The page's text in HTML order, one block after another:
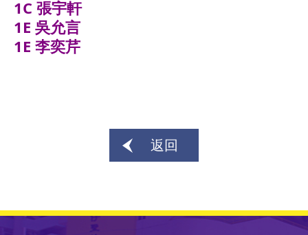
1C 張宇軒
1E 吳允言
1E 李奕芹
返回